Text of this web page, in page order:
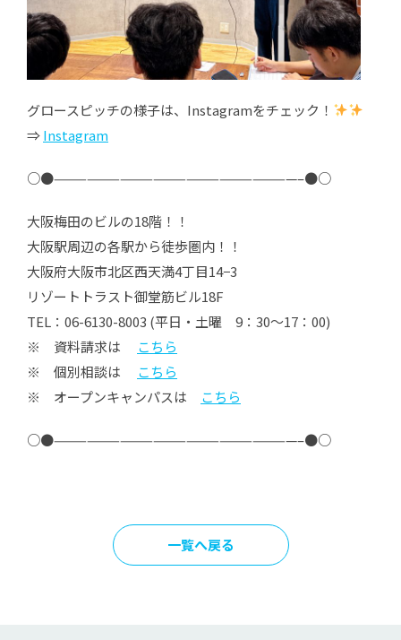
グロースピッチの様子は、Instagramをチェック！
⇒Instagram
○●——————————————————————–●○
大阪梅田のビルの18階！！
大阪駅周辺の各駅から徒歩圏内！！
大阪府大阪市北区西天満4丁目14−3
リゾートトラスト御堂筋ビル18F
TEL：06-6130-8003 (平日・土曜 9：30～17：00)
※ 資料請求は こちら
※ 個別相談は こちら
※ オープンキャンパスは こちら
○●——————————————————————–●○
一覧へ戻る